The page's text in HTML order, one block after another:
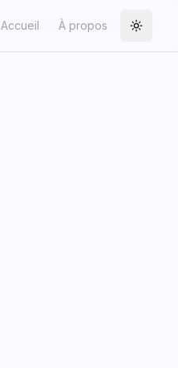
Accueil À propos Toggle